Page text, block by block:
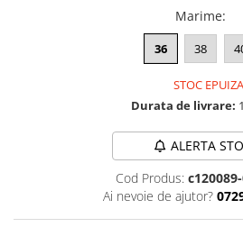
Marime:
36 38
STOC
Durata de livrare:
ALERTA
Cod Produs:
Ai nevoie de ajutor?